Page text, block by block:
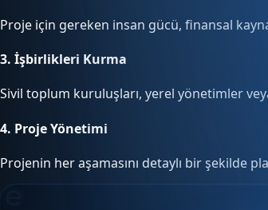
Proje için gereken insan gücü, finansal
3. İşbirlikleri Kurma
Sivil toplum kuruluşları, yerel yönetimler
4. Proje Yönetimi
Projenin her aşamasını detaylı bir şekilde